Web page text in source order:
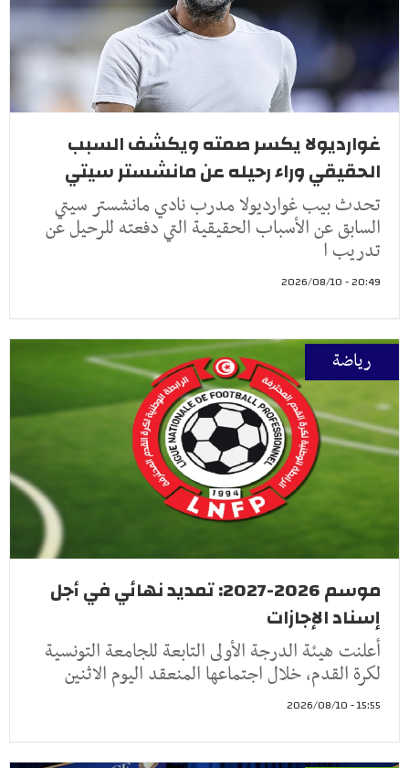
غوارديولا يكسر صمته ويكشف السبب
الحقيقي وراء رحيله عن مانشستر سيتي
تحدث بيب غوارديولا مدرب نادي مانشستر سيتي
السابق عن الأسباب الحقيقية التي دفعته للرحيل عن
تدريب ا
20:49 - 2026/08/10
رياضة
موسم 2026-2027: تمديد نهائي في أجل
إسناد الإجازات
أعلنت هيئة الدرجة الأولى التابعة للجامعة التونسية
لكرة القدم، خلال اجتماعها المنعقد اليوم الاثنين
15:55 - 2026/08/10